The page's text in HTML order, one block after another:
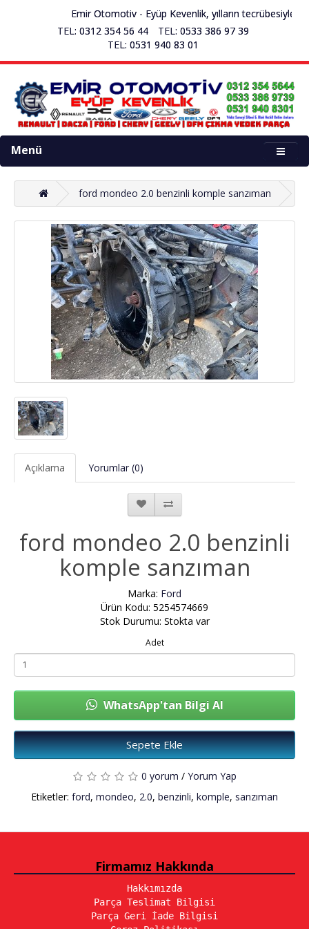
Emir Otomotiv - Eyüp Kevenlik, yılların tecrübesiyle
TEL: 0312 354 56 44
TEL: 0533 386 97 39
TEL: 0531 940 83 01
Menü
ford mondeo 2.0 benzinli komple sanzıman
Açıklama Yorumlar (0)
ford mondeo 2.0 benzinli
komple sanzıman
Marka: Ford
Ürün Kodu: 5254574669
Stok Durumu: Stokta var
Adet
WhatsApp'tan Bilgi Al
Sepete Ekle
0 yorum / Yorum Yap
Etiketler: ford, mondeo, 2.0, benzinli, komple, sanzıman
Firmamız Hakkında
Hakkımızda
Parça Teslimat Bilgisi
Parça Geri İade Bilgisi